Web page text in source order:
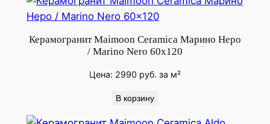
а
/
i
Керамогранит Maimoon Ceramica Марино Неро
/ Marino Nero 60x120
Цена: 2990 руб. за м²
В корзину